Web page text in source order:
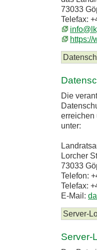
73033
Telefax:
https://
Die
erreichen
unter:
Lorcher
73033
Telefon:
Telefax:
E-Mail:
Server-
Server-